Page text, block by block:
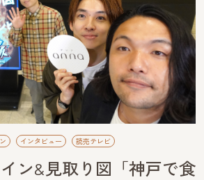
インタビュー 読売テレビ
ン&見取り図「神戸で食